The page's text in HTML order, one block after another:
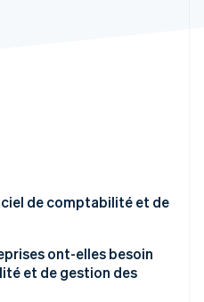
de comptabilité et de
ont-elles besoin
et de gestion des